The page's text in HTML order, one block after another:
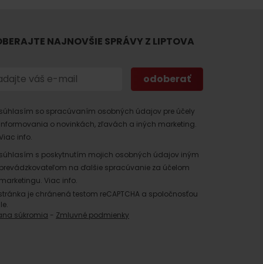
found for this source.
NAJNOVŠIE SPRÁVY Z LIPTOVA
so spracúvaním osobných údajov pre účely
o novinkách, zľavách a iných marketing.
info.
s poskytnutím mojich osobných údajov iným
na ďalšie spracúvanie za účelom
Viac info.
je chránená testom reCAPTCHA a spoločnosťou
súkromia - Zmluvné podmienky